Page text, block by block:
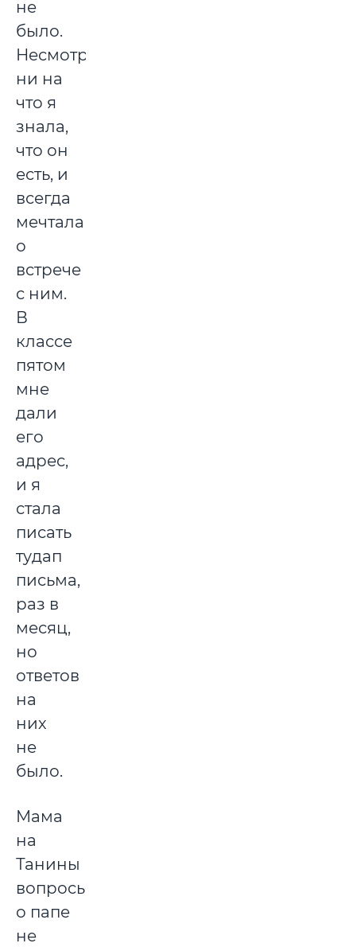
не
было.
Несмотря
ни на
что я
знала,
что он
есть, и
всегда
мечтала
о
встрече
с ним.
В
классе
пятом
мне
дали
его
адрес,
и я
стала
писать
тудап
письма,
раз в
месяц,
но
ответов
на
них
не
было.
Мама
на
Танины
вопросы
о папе
не